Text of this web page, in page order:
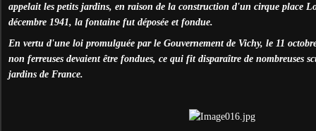
appelait les petits jardins, en raison de la construction d'un cirque place
décembre 1941, la fontaine fut déposée et fondue.
En vertu d'une loi promulguée par le Gouvernement de Vichy, le 11
non ferreuses devaient être fondues, ce qui fit disparaître de nombreuses
jardins de France.